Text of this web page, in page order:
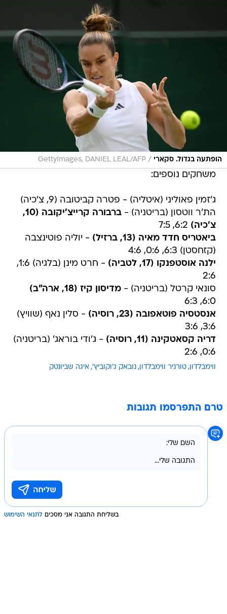
הופתעה בגדול. סקארי /
GettyImages, DANIEL LEAL/AFP
משחקים נוספים:
ג'זמין פאוליני (איטליה) - פטרה קביטובה (9, צ'כיה)
הת'ר ווטסון (בריטניה) -
ברבורה קרייצ'יקובה (10,
צ'כיה)
ביאטריס חדד מאיה (13, ברזיל)
- יוליה פוטינצבה
(קזחסטן) 6:3, 0:6, 4:6
ילנה אוסטפנקו (17, לטביה)
- חרט מינן (בלגיה) 1:6,
2:6
סונאי קרטל (בריטניה) -מדיסון קיז (18, ארה"ב)
6:0, 6:3
אנסטסיה פוטאפובה (23, רוסיה)
- סלין נאף (שוויץ)
3:6, 3:6
דריה קסאטקינה (11, רוסיה)
- ג'ודי בוראג' (בריטניה)
0:6, 2:6
ווימבלדון טורניר ווימבלדון נובאק ג'וקוביץ' איגה שביונטק
טרם התפרסמו תגובות
בשליחת התגובה אני מסכים לתנאי השימוש